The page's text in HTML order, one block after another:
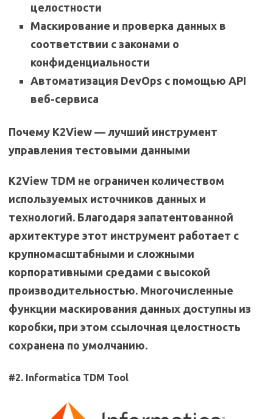
целостности
Маскирование и проверка данных в
соответствии с законами о
конфиденциальности
Автоматизация DevOps с помощью API
веб-сервиса
Почему K2View — лучший инструмент
управления тестовыми данными
K2View TDM не ограничен количеством
используемых источников данных и
технологий. Благодаря запатентованной
архитектуре этот инструмент работает с
крупномасштабными и сложными
корпоративными средами с высокой
производительностью. Многочисленные
функции маскирования данных доступны из
коробки, при этом ссылочная целостность
сохранена по умолчанию.
#2. Informatica TDM Tool